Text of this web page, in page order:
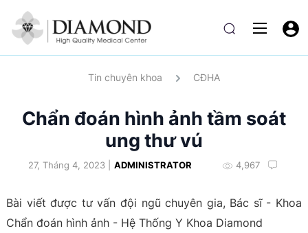
Tin chuyên khoa CĐHA
Chẩn đoán hình ảnh tầm soát
ung thư vú
27, Tháng 4, 2023 | ADMINISTRATOR 4,967
Bài viết được tư vấn đội ngũ chuyên gia, Bác sĩ - Khoa
Chẩn đoán hình ảnh - Hệ Thống Y Khoa Diamond